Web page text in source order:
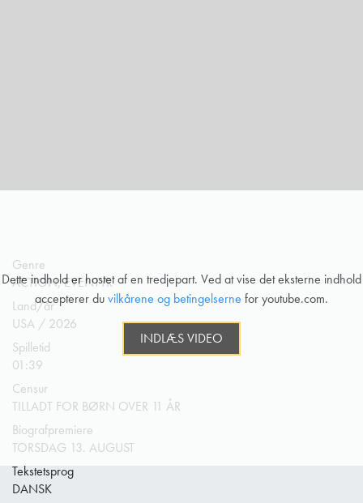
Dette indhold er hostet af en tredjepart. Ved at vise det eksterne indhold
accepterer duvilkårene og betingelserne for youtube.com.
INDLÆS VIDEO
Genre
ACTION, EVENTYR
Land/år
USA / 2026
Spilletid
01:39
Censur
TILLADT FOR BØRN OVER 11 ÅR
Biografpremiere
TORSDAG 13. AUGUST
Tekstetsprog
DANSK